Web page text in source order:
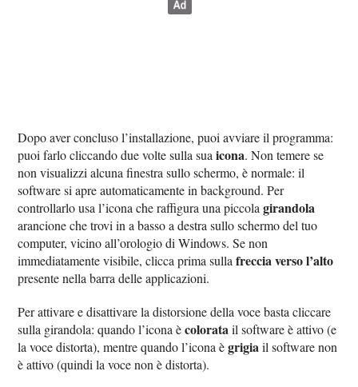
Dopo aver concluso l’installazione, puoi avviare il programma:
puoi farlo cliccando due volte sulla suaicona. Non temere se
non visualizzi alcuna finestra sullo schermo, è normale: il
software si apre automaticamente in background. Per
controllarlo usa l’icona che raffigura una piccolagirandola
arancione che trovi in a basso a destra sullo schermo del tuo
computer, vicino all’orologio di Windows. Se non
immediatamente visibile, clicca prima sullafreccia verso l’alto
presente nella barra delle applicazioni.
Per attivare e disattivare la distorsione della voce basta cliccare
sulla girandola: quando l’icona ècolorata il software è attivo (e
la voce distorta), mentre quando l’icona ègrigia il software non
è attivo (quindi la voce non è distorta).